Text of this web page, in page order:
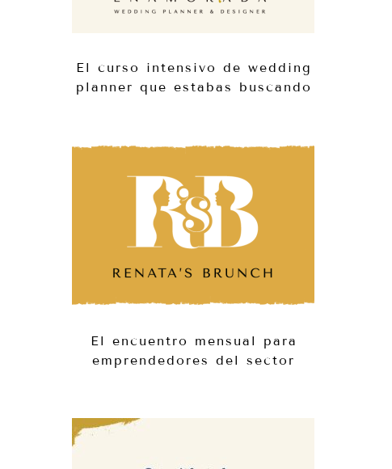
El curso intensivo de wedding
planner que estabas buscando
El encuentro mensual para
emprendedores del sector